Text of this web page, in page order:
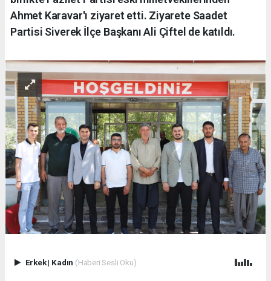
Ahmet Karavar'ı ziyaret etti. Ziyarete Saadet
Partisi Siverek İlçe Başkanı Ali Çiftel de katıldı.
Erkek| Kadın (Haberi Sesli Oku)